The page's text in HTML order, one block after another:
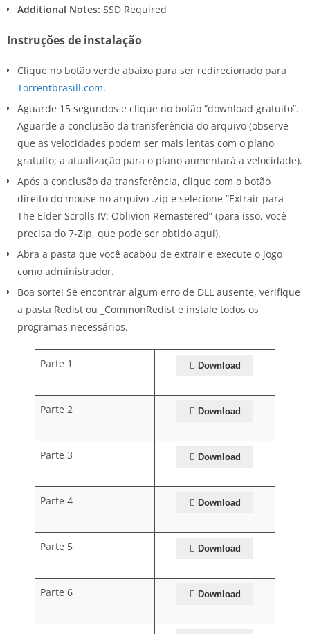
Additional Notes: SSD Required
Instruções de instalação
Clique no botão verde abaixo para ser redirecionado para
Torrentbrasill.com.
Aguarde 15 segundos e clique no botão “download gratuito”.
Aguarde a conclusão da transferência do arquivo (observe
que as velocidades podem ser mais lentas com o plano
gratuito; a atualização para o plano aumentará a velocidade).
Após a conclusão da transferência, clique com o botão
direito do mouse no arquivo .zip e selecione “Extrair para
The Elder Scrolls IV: Oblivion Remastered” (para isso, você
precisa do 7-Zip, que pode ser obtido aqui).
Abra a pasta que você acabou de extrair e execute o jogo
como administrador.
Boa sorte! Se encontrar algum erro de DLL ausente, verifique
a pasta Redist ou _CommonRedist e instale todos os
programas necessários.
Parte 1 Download
Parte 2 Download
Parte 3 Download
Parte 4 Download
Parte 5 Download
Parte 6 Download